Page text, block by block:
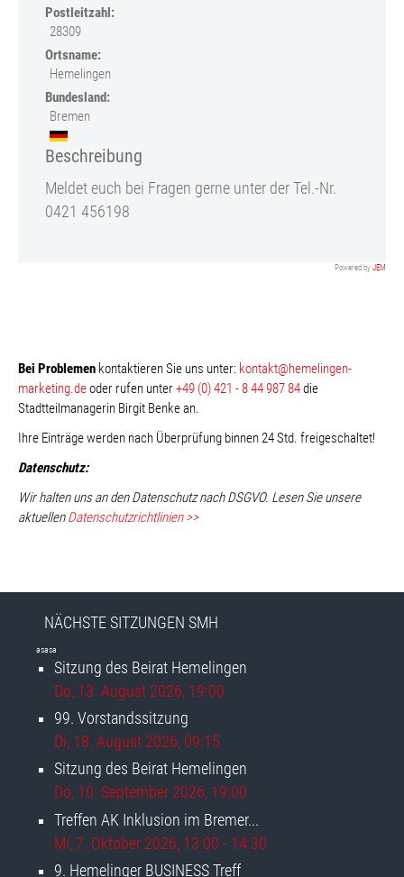
Postleitzahl:
28309
Ortsname:
Hemelingen
Bundesland:
Bremen
Beschreibung
Meldet euch bei Fragen gerne unter der Tel.-Nr.
0421 456198
Powered by JEM
Bei Problemen kontaktieren Sie uns unter: kontakt@hemelingen-
marketing.deoder rufen unter+49 (0) 421 - 8 44 987 84die
Stadtteilmanagerin Birgit Benke an.
Ihre Einträge werden nach Überprüfung binnen 24 Std. freigeschaltet!
Datenschutz:
Wir halten uns an den Datenschutz nach DSGVO. Lesen Sie unsere
aktuellenDatenschutzrichtlinien >>
NÄCHSTE SITZUNGEN SMH
asasa
Sitzung des Beirat Hemelingen
Do, 13. August 2026, 19:00
99. Vorstandssitzung
Di, 18. August 2026, 09:15
Sitzung des Beirat Hemelingen
Do, 10. September 2026, 19:00
Treffen AK Inklusion im Bremer...
Mi, 7. Oktober 2026, 13:00 - 14:30
9. Hemelinger BUSINESS Treff